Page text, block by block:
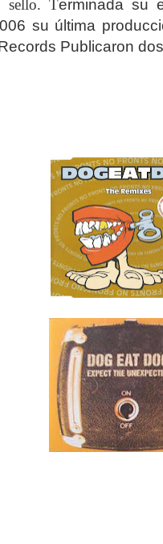
sello. Terminada su
su última
Publicaron